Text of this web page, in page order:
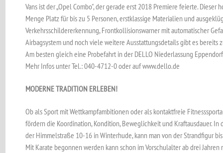
Vans ist der „Opel Combo", der gerade erst 2018 Premiere feierte.
Menge Platz für bis zu 5 Personen, erstklassige Materialien und
Verkehrsschildererkennung, Frontkollisionswarner mit automatischer
Airbagsystem und noch viele weitere Ausstattungsdetails gibt es bereits
Am besten gleich eine Probefahrt in der DELLO Niederlassung
Mehr Infos unter Tel.: 040-4712-0 oder auf www.dello.de
MODERNE TRADITION ERLEBEN!
Ob als Sport mit Wettkampfambitionen oder als kontaktfreie
fördern die Koordination, Kondition, Beweglichkeit und Kraftausdauer. In
der Himmelstraße 10-16 in Winterhude, kann man von der Strandfigur
Mit Karate begonnen werden kann schon im Vorschulalter ab drei Jahren